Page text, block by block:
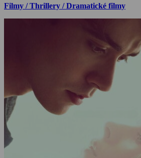
Filmy / Thrillery / Dramatické filmy